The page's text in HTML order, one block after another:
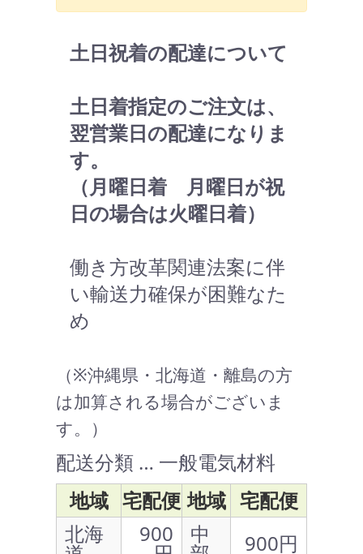
土日祝着の配達について
土日着指定のご注文は、
翌営業日の配達になりま
す。
（月曜日着 月曜日が祝
日の場合は火曜日着）
働き方改革関連法案に伴
い輸送力確保が困難なた
め
（※沖縄県・北海道・離島の方
は加算される場合がございま
す。）
配送分類 … 一般電気材料
地域 宅配便 地域 宅配便
北海
900 中 900円